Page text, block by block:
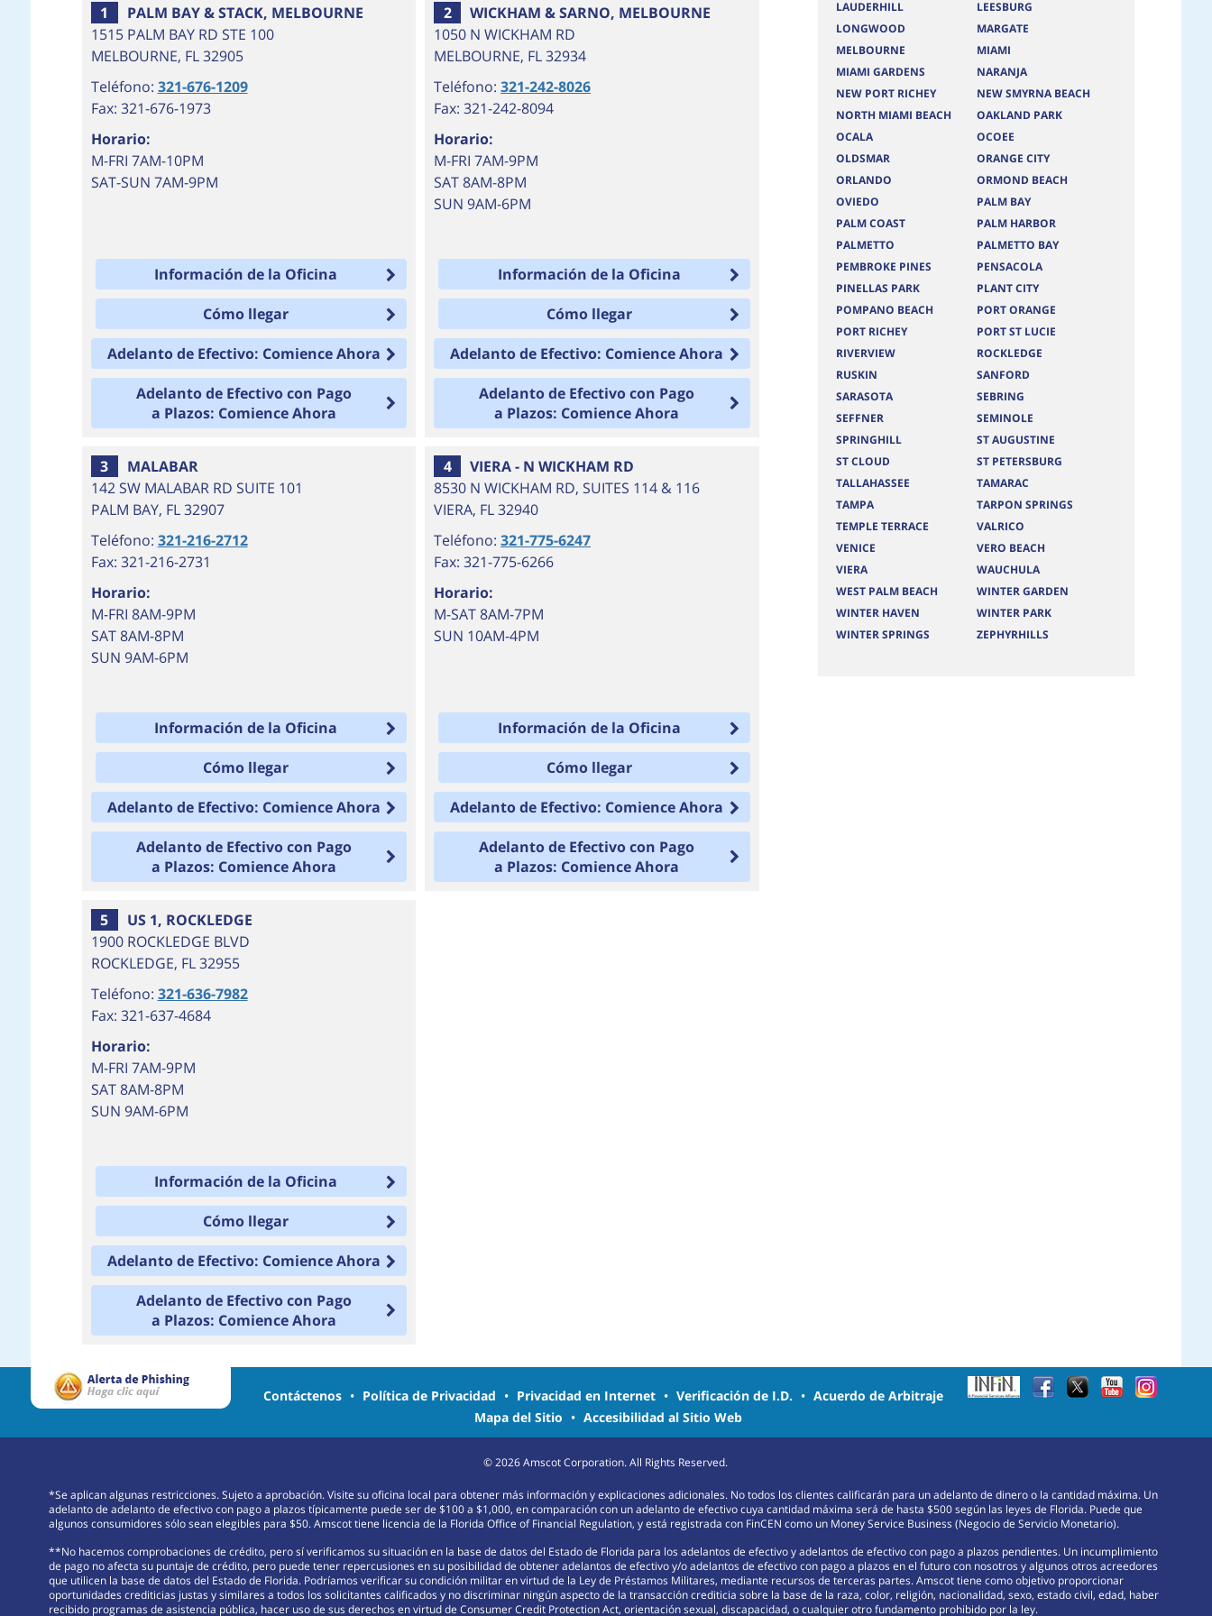
1
PALM BAY & STACK, MELBOURNE
1515 PALM BAY RD STE 100
MELBOURNE, FL 32905
Teléfono: 321-676-1209
Fax: 321-676-1973
Horario:
M-FRI 7AM-10PM
SAT-SUN 7AM-9PM
Información de la Oficina
Cómo llegar
Adelanto de Efectivo: Comience Ahora
Adelanto de Efectivo con Pago
a Plazos: Comience Ahora
2
WICKHAM & SARNO, MELBOURNE
1050 N WICKHAM RD
MELBOURNE, FL32934
Teléfono:321-242-8026
Fax: 321-242-8094
Horario:
M-FRI 7AM-9PM
SAT 8AM-8PM
SUN 9AM-6PM
Información de la Oficina
Cómo llegar
Adelanto de Efectivo: Comience Ahora
Adelanto de Efectivo con Pago
a Plazos: Comience Ahora
3
MALABAR
142 SW MALABAR RD SUITE 101
PALM BAY, FL 32907
Teléfono: 321-216-2712
Fax: 321-216-2731
Horario:
M-FRI 8AM-9PM
SAT 8AM-8PM
SUN 9AM-6PM
Información de la Oficina
Cómo llegar
Adelanto de Efectivo: Comience Ahora
Adelanto de Efectivo con Pago
a Plazos: Comience Ahora
4
VIERA - N WICKHAM RD
8530 N WICKHAM RD, SUITES 114 & 116
VIERA, FL32940
Teléfono:321-775-6247
Fax: 321-775-6266
Horario:
M-SAT 8AM-7PM
SUN 10AM-4PM
Información de la Oficina
Cómo llegar
Adelanto de Efectivo: Comience Ahora
Adelanto de Efectivo con Pago
a Plazos: Comience Ahora
5
US 1, ROCKLEDGE
1900 ROCKLEDGE BLVD
ROCKLEDGE, FL 32955
Teléfono: 321-636-7982
Fax: 321-637-4684
Horario:
M-FRI 7AM-9PM
SAT 8AM-8PM
SUN 9AM-6PM
Información de la Oficina
Cómo llegar
Adelanto de Efectivo: Comience Ahora
Adelanto de Efectivo con Pago
a Plazos: Comience Ahora
LAUDERHILL
LEESBURG
LONGWOOD
MARGATE
MELBOURNE
MIAMI
MIAMI GARDENS
NARANJA
NEW PORT RICHEY
NEW SMYRNA BEACH
NORTH MIAMI BEACH
OAKLAND PARK
OCALA
OCOEE
OLDSMAR
ORANGE CITY
ORLANDO
ORMOND BEACH
OVIEDO
PALM BAY
PALM COAST
PALM HARBOR
PALMETTO
PALMETTO BAY
PEMBROKE PINES
PENSACOLA
PINELLAS PARK
PLANT CITY
POMPANO BEACH
PORT ORANGE
PORT RICHEY
PORT ST LUCIE
RIVERVIEW
ROCKLEDGE
RUSKIN
SANFORD
SARASOTA
SEBRING
SEFFNER
SEMINOLE
SPRINGHILL
ST AUGUSTINE
ST CLOUD
ST PETERSBURG
TALLAHASSEE
TAMARAC
TAMPA
TARPON SPRINGS
TEMPLE TERRACE
VALRICO
VENICE
VERO BEACH
VIERA
WAUCHULA
WEST PALM BEACH
WINTER GARDEN
WINTER HAVEN
WINTER PARK
WINTER SPRINGS
ZEPHYRHILLS
Contáctenos • Política de Privacidad • Privacidad en Internet • Verificación de I.D. • Acuerdo de Arbitraje
Mapa del Sitio • Accesibilidad al Sitio Web
©2026Amscot Corporation. All Rights Reserved.
*Se aplican algunas restricciones. Sujeto a aprobación. Visite su oficina local para obtener más información y explicaciones adicionales. No todos los clientes calificarán para un adelanto de dinero o la cantidad máxima. Un
adelanto de adelanto de efectivo con pago a plazos típicamente puede ser de $100 a $1,000, en comparación con un adelanto de efectivo cuya cantidad máxima será de hasta $500 según las leyes de Florida. Puede que
algunos consumidores sólo sean elegibles para $50. Amscot tiene licencia de la Florida Office of Financial Regulation, y está registrada con FinCEN como un Money Service Business (Negocio de Servicio Monetario).
**No hacemos comprobaciones de crédito, pero sí verificamos su situación en la base de datos del Estado de Florida para los adelantos de efectivo y adelantos de efectivo con pago a plazos pendientes. Un incumplimiento
de pago no afecta su puntaje de crédito, pero puede tener repercusiones en su posibilidad de obtener adelantos de efectivo y/o adelantos de efectivo con pago a plazos en el futuro con nosotros y algunos otros acreedores
que utilicen la base de datos del Estado de Florida. Podríamos verificar su condición militar en virtud de la Ley de Préstamos Militares, mediante recursos de terceras partes. Amscot tiene como objetivo proporcionar
oportunidades crediticias justas y similares a todos los solicitantes calificados y no discriminar ningún aspecto de la transacción crediticia sobre la base de la raza, color, religión, nacionalidad, sexo, estado civil, edad, haber
recibido programas de asistencia pública, hacer uso de sus derechos en virtud de Consumer Credit Protection Act, orientación sexual, discapacidad, o cualquier otro fundamento prohibido por la ley.